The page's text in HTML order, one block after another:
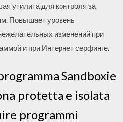
утилита для контроля за
Повышает уровень
изменений при
и при Интернет серфинге.
Sandboxie
protetta e isolata
programmi